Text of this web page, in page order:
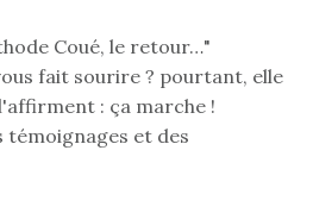
Coué, le retour…"
fait sourire ? pourtant, elle
: ça marche !
témoignages et des